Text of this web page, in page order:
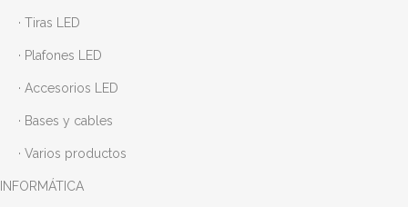
· Tiras LED
· Plafones LED
· Accesorios LED
· Bases y cables
· Varios productos
INFORMÁTICA